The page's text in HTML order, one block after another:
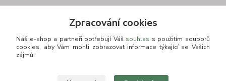
Otevírací doba: PO-PÁ: 9:00-16:00 NUTNÁ REZERVACE
info@zkusnositko.cz
Zpracování cookies
Náš e-shop a partneři potřebují Váš souhlas s použitím souborů
cookies, aby Vám mohli zobrazovat informace týkající se Vašich
zájmů.